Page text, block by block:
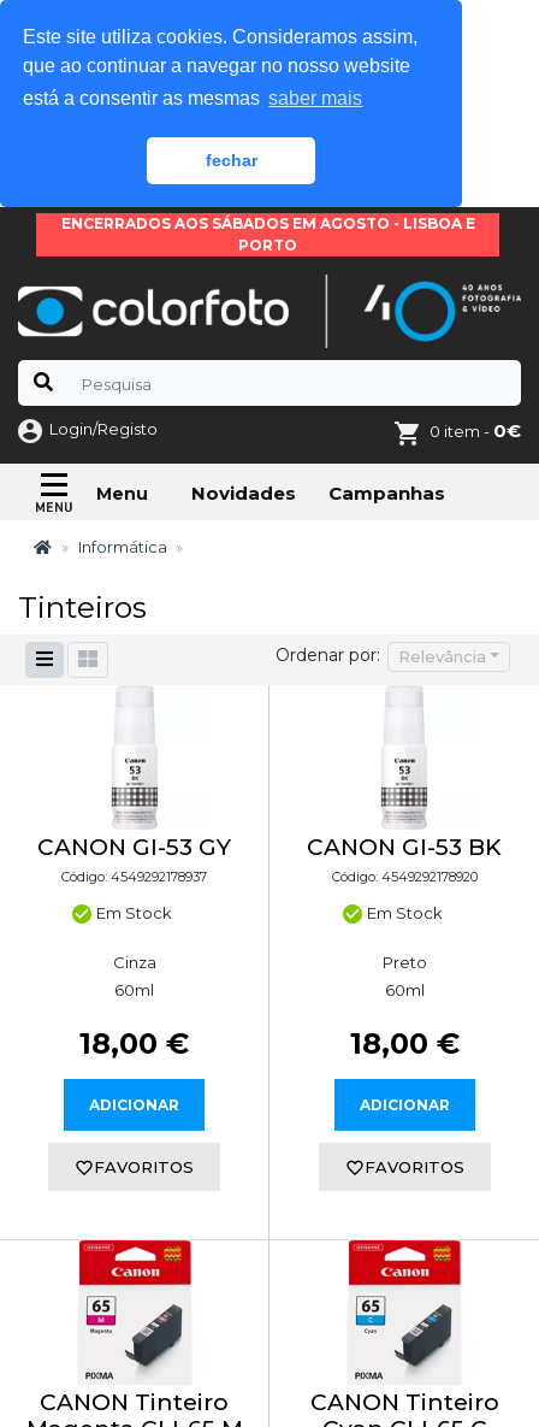
Este site utiliza cookies. Consideramos assim,
que ao continuar a navegar no nosso website
está a consentir as mesmas saber mais
fechar
ENCERRADOS AOS SÁBADOS EM AGOSTO - LISBOA E
PORTO
Login/Registo 0 item - 0€
Menu Novidades Campanhas
Informática
Tinteiros
Ordenar por: Relevância
CANON GI-53 GY
Código: 4549292178937
Em Stock
Cinza
60ml
18,00 €
ADICIONAR
FAVORITOS
CANON GI-53 BK
Código: 4549292178920
Em Stock
Preto
60ml
18,00 €
ADICIONAR
FAVORITOS
CANON Tinteiro
CANON Tinteiro